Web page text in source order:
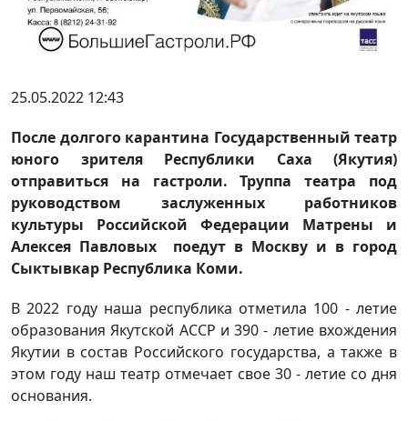
25.05.2022 12:43
После долгого карантина Государственный театр
юного зрителя Республики Саха (Якутия)
отправиться на гастроли. Труппа театра под
руководством заслуженных работников
культуры Российской Федерации Матрены и
Алексея Павловых поедут в Москву и в город
Сыктывкар Республика Коми.
В 2022 году наша республика отметила 100 - летие
образования Якутской АССР и 390 - летие вхождения
Якутии в состав Российского государства, а также в
этом году наш театр отмечает свое 30 - летие со дня
основания.